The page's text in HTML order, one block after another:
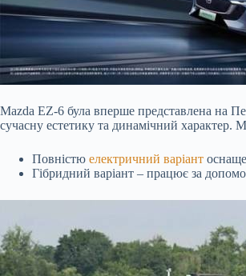
Mazda EZ-6 була вперше представлена на
сучасну естетику та динамічний характер.
Повністю електричний варіант
Гібридний варіант – працює за